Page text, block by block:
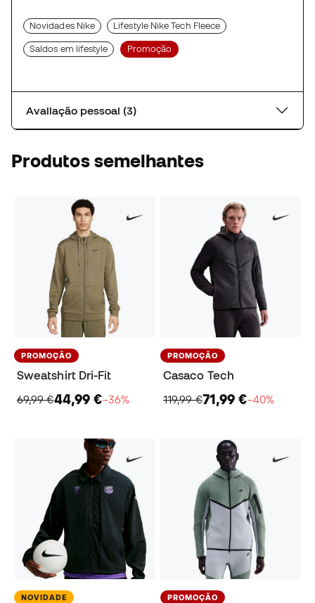
Novidades Nike Lifestyle Nike Tech Fleece
Saldos em lifestyle Promoção
Avaliação pessoal (3)
Produtos semelhantes
PROMOÇÃO
Sweatshirt Dri-Fit
69,99 €44,99 €−36%
PROMOÇÃO
Casaco Tech
119,99 €71,99 €−40%
NOVIDADE PROMOÇÃO